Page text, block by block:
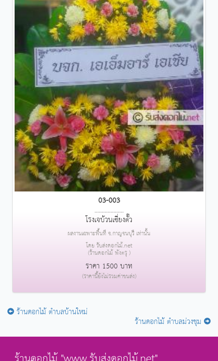
03-003
....................
โรงเจบ้วนเซี่ยงตั๊ว
ผลงานเฉพาะพื้นที่ จ.กาญจนบุรี เท่านั้น
โดย รับส่งดอกไม้.net
(ร้านดอกไม้ พังตรุ )
ราคา 1500 บาท
(ราคานี้ยังไม่รวมค่าขนส่ง)
ร้านดอกไม้ ตำบลบ้านใหม่
ร้านดอกไม้ ตำบลม่วงชุม